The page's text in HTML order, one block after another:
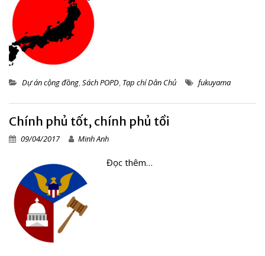
Dự án cộng đồng Sách POPD Tạp chí Dân Chủ fukuyama
Chính phủ tốt, chính phủ tồi
09/04/2017 Minh Anh
Đọc thêm…